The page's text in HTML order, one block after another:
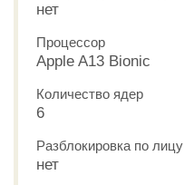
нет
Процессор
Apple A13 Bionic
Количество ядер
6
Разблокировка по лицу
нет